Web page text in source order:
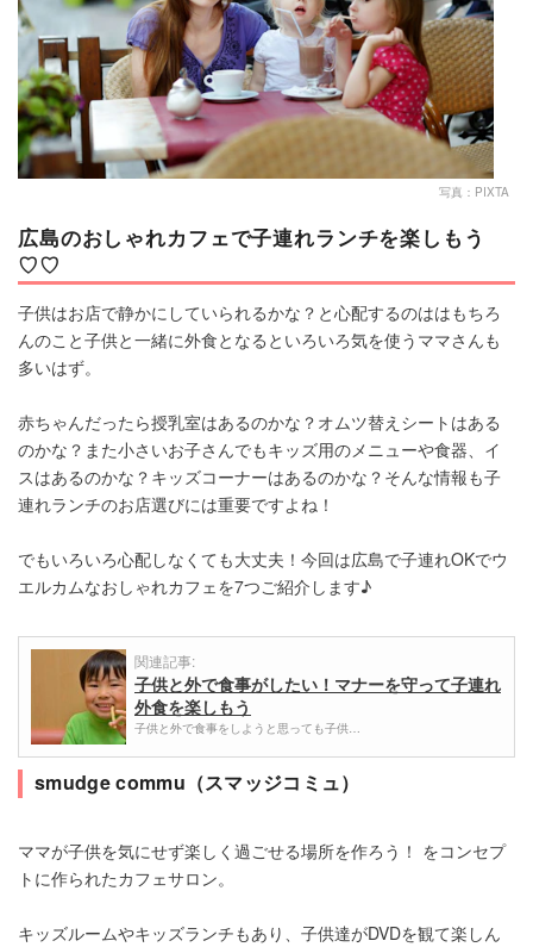
写真：PIXTA
広島のおしゃれカフェで子連れランチを楽しもう
♡♡
子供はお店で静かにしていられるかな？と心配するのははもちろ
んのこと子供と一緒に外食となるといろいろ気を使うママさんも
多いはず。
赤ちゃんだったら授乳室はあるのかな？オムツ替えシートはある
のかな？また小さいお子さんでもキッズ用のメニューや食器、イ
スはあるのかな？キッズコーナーはあるのかな？そんな情報も子
連れランチのお店選びには重要ですよね！
でもいろいろ心配しなくても大丈夫！今回は広島で子連れOKでウ
エルカムなおしゃれカフェを7つご紹介します♪
関連記事:
子供と外で食事がしたい！マナーを守って子連れ
外食を楽しもう
子供と外で食事をしようと思っても子供…
smudge commu（スマッジコミュ）
ママが子供を気にせず楽しく過ごせる場所を作ろう！ をコンセプ
トに作られたカフェサロン。
キッズルームやキッズランチもあり、子供達がDVDを観て楽しん